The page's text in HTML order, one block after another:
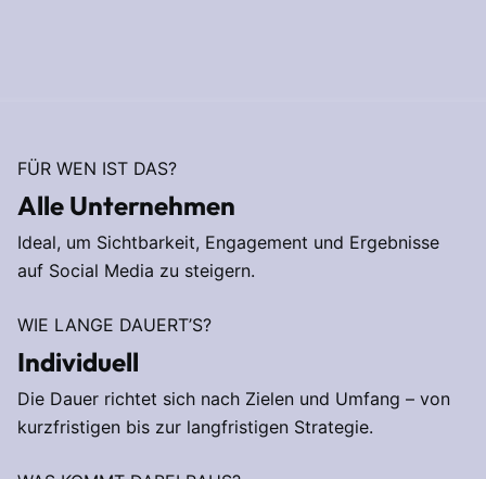
FÜR WEN IST DAS?
Alle Unternehmen
Ideal, um Sichtbarkeit, Engagement und Ergebnisse
auf Social Media zu steigern.
WIE LANGE DAUERT’S?
Individuell
Die Dauer richtet sich nach Zielen und Umfang – von
kurzfristigen bis zur langfristigen Strategie.